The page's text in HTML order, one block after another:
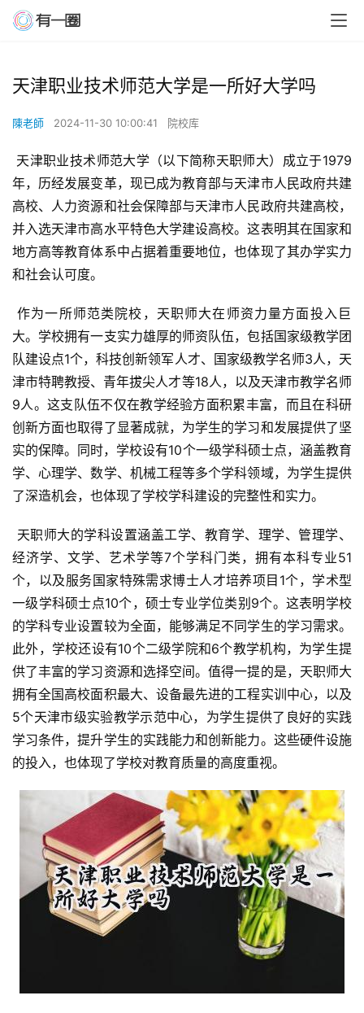
天津职业技术师范大学是一所好大学吗
陳老師 2024-11-30 10:00:41 院校库
年，历经发展变革，现已成为教育部与天津市人民政府共建
高校、人力资源和社会保障部与天津市人民政府共建高校，
并入选天津市高水平特色大学建设高校。这表明其在国家和
地方高等教育体系中占据着重要地位，也体现了其办学实力
和社会认可度。
作为一所师范类院校，天职师大在师资力量方面投入巨
大。学校拥有一支实力雄厚的师资队伍，包括国家级教学团
队建设点1个，科技创新领军人才、国家级教学名师3人，天
津市特聘教授、青年拔尖人才等18人，以及天津市教学名师
9人。这支队伍不仅在教学经验方面积累丰富，而且在科研
创新方面也取得了显著成就，为学生的学习和发展提供了坚
实的保障。同时，学校设有10个一级学科硕士点，涵盖教育
学、心理学、数学、机械工程等多个学科领域，为学生提供
了深造机会，也体现了学校学科建设的完整性和实力。
经济学、文学、艺术学等7个学科门类，拥有本科专业51
个，以及服务国家特殊需求博士人才培养项目1个，学术型
一级学科硕士点10个，硕士专业学位类别9个。这表明学校
的学科专业设置较为全面，能够满足不同学生的学习需求。
此外，学校还设有10个二级学院和6个教学机构，为学生提
供了丰富的学习资源和选择空间。值得一提的是，天职师大
拥有全国高校面积最大、设备最先进的工程实训中心，以及
5个天津市级实验教学示范中心，为学生提供了良好的实践
学习条件，提升学生的实践能力和创新能力。这些硬件设施
的投入，也体现了学校对教育质量的高度重视。